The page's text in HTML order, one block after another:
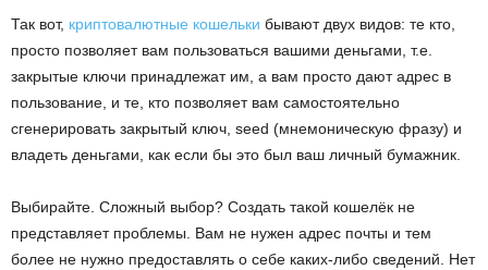
Так вот, криптовалютные кошельки бывают двух видов: те кто,
просто позволяет вам пользоваться вашими деньгами, т.е.
закрытые ключи принадлежат им, а вам просто дают адрес в
пользование, и те, кто позволяет вам самостоятельно
сгенерировать закрытый ключ, seed (мнемоническую фразу) и
владеть деньгами, как если бы это был ваш личный бумажник.
Выбирайте. Сложный выбор? Создать такой кошелёк не
представляет проблемы. Вам не нужен адрес почты и тем
более не нужно предоставлять о себе каких-либо сведений. Нет